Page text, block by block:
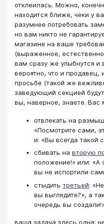
отклеилась. Можно,
находится ближе, чеки у
разумнее потребовать
но вам никто не
магазине на ваше
(выраженное,
вам сразу же улыбнутся и
вероятно, что и
просьбе (такой же
заведующий секцией
вы, наверное, знаете. Вас
отвлекать на
«Посмотрите сами,
и: «Вы всегда такой
сбивать на вторую
положение!» или: «А
вы не испортили
стыдить третьей:
вы выглядите?», а
очередь вы
ваша задача здесь одна: